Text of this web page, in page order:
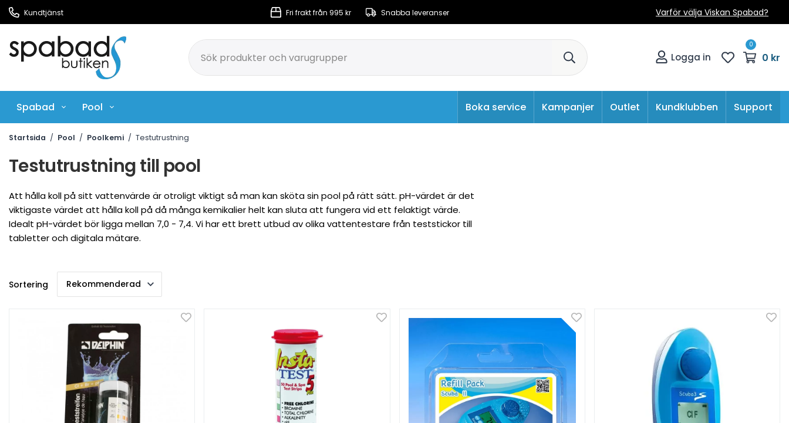
Kundtjänst Fri frakt från 995 kr Snabba leveranser Varför välja Viskan Spabad?
Logga in
0
0 kr
Spabad Pool Boka service Kampanjer Outlet Kundklubben Support
Startsida / Pool / Poolkemi / Testutrustning
Testutrustning till pool
Att hålla koll på sitt vattenvärde är otroligt viktigt så man kan sköta sin pool på rätt sätt. pH-värdet är det
viktigaste värdet att hålla koll på då många kemikalier helt kan sluta att fungera vid ett felaktigt värde.
Idealt pH-värdet bör ligga mellan 7,0 - 7,4. Vi har ett brett utbud av olika vattentestare från teststickor till
tabletter och digitala mätare.
Sortering